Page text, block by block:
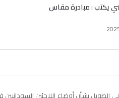
يكتب : مبادرة مقاس